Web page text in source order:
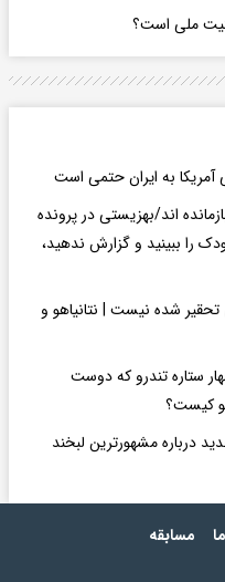
ملی است؟
آمریکا به ایران حتمی است
اند/بهزیستی در پرونده
را ببینید و گزارش ندهید،
شده نیست | نتانیاهو و
ستاره تندرو که دوست
کیست؟
درباره مشهورترین لبخند
مسابقه